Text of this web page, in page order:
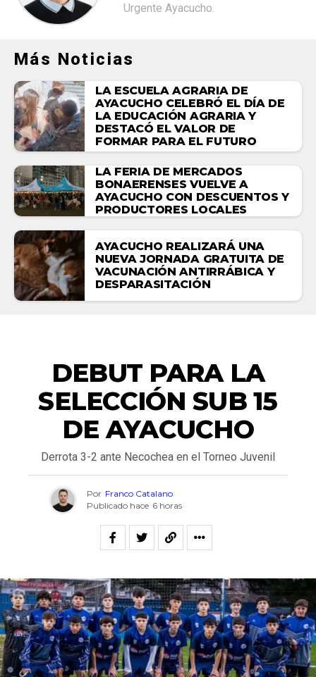
Urgente Ayacucho.
Más Noticias
LA ESCUELA AGRARIA DE
AYACUCHO CELEBRÓ EL DÍA DE
LA EDUCACIÓN AGRARIA Y
DESTACÓ EL VALOR DE
FORMAR PARA EL FUTURO
LA FERIA DE MERCADOS
BONAERENSES VUELVE A
AYACUCHO CON DESCUENTOS Y
PRODUCTORES LOCALES
AYACUCHO REALIZARÁ UNA
NUEVA JORNADA GRATUITA DE
VACUNACIÓN ANTIRRÁBICA Y
DESPARASITACIÓN
DEBUT PARA LA
SELECCIÓN SUB 15
DE AYACUCHO
Derrota 3-2 ante Necochea en el Torneo Juvenil
Por Franco Catalano
Publicado hace 6 horas